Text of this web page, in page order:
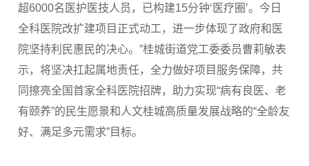
超6000名医护医技人员，已构建15分钟‘医疗圈’。今日
全科医院改扩建项目正式动工，进一步体现了政府和医
院坚持利民惠民的决心。”桂城街道党工委委员曹莉敏表
示，将坚决扛起属地责任，全力做好项目服务保障，共
同擦亮全国首家全科医院招牌，助力实现“病有良医、老
有颐养”的民生愿景和人文桂城高质量发展战略的“全龄友
好、满足多元需求”目标。